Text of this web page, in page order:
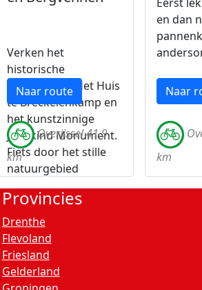
Verken het
historische
buitenplaats Het Huis
te Breckelenkamp en
het kunstzinnige
Jongkind Monument.
Fiets door het stille
natuurgebied
Bergvennen en geniet
onderweg van de
prachtige Twentse
landschappen.
Naar route
Overijssel 41.9
km
en dan
Naar
km
Provincies
Drenthe
Flevoland
Friesland
Gelderland